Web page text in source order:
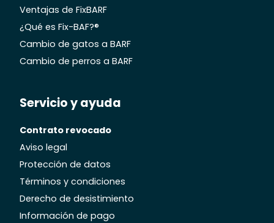
Ventajas de FixBARF
¿Qué es Fix-BAF?®
Cambio de gatos a BARF
Cambio de perros a BARF
Servicio y ayuda
Contrato revocado
Aviso legal
Protección de datos
Términos y condiciones
Derecho de desistimiento
Información de pago